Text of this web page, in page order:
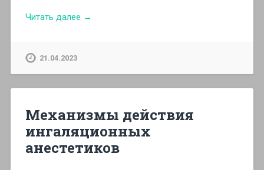
Читать далее →
21.04.2023
Механизмы действия
ингаляционных
анестетиков